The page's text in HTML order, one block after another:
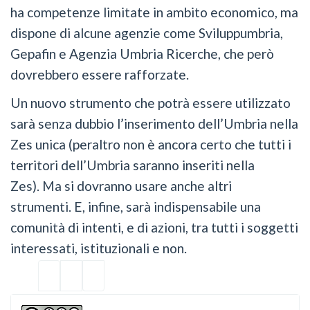
ha competenze limitate in ambito economico, ma
dispone di alcune agenzie come Sviluppumbria,
Gepafin e Agenzia Umbria Ricerche, che però
dovrebbero essere rafforzate.
Un nuovo strumento che potrà essere utilizzato
sarà senza dubbio l’inserimento dell’Umbria nella
Zes unica (peraltro non è ancora certo che tutti i
territori dell’Umbria saranno inseriti nella
Zes). Ma si dovranno usare anche altri
strumenti. E, infine, sarà indispensabile una
comunità di intenti, e di azioni, tra tutti i soggetti
interessati, istituzionali e non.